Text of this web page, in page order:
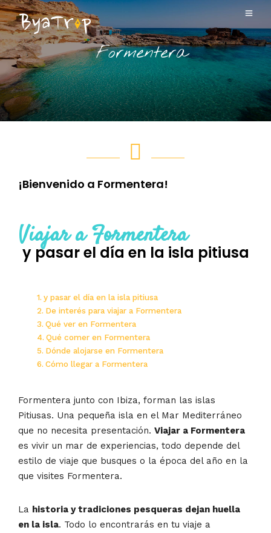
Formentera
¡Bienvenido a Formentera!
Viajar a Formentera
y pasar el día en la isla pitiusa
y pasar el día en la isla pitiusa
De interés para viajar a Formentera
Qué ver en Formentera
Qué comer en Formentera
Dónde alojarse en Formentera
Cómo llegar a Formentera
Formentera junto con Ibiza, forman las islas
Pitiusas. Una pequeña isla en el Mar Mediterráneo
que no necesita presentación. Viajar a Formentera
es vivir un mar de experiencias, todo depende del
estilo de viaje que busques o la época del año en la
que visites Formentera.
La historia y tradiciones pesqueras dejan huella
en la isla. Todo lo encontrarás en tu viaje a